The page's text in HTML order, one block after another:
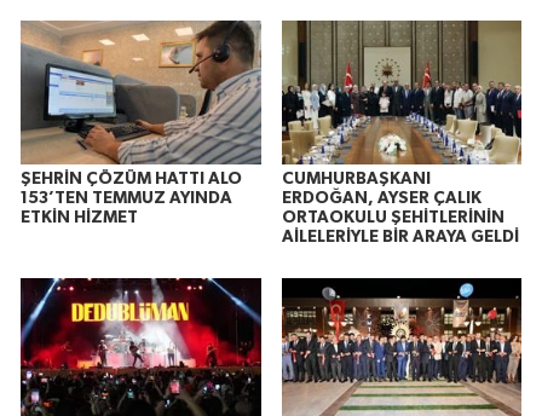
ŞEHRİN ÇÖZÜM HATTI ALO
153’TEN TEMMUZ AYINDA
ETKİN HİZMET
CUMHURBAŞKANI
ERDOĞAN, AYSER ÇALIK
ORTAOKULU ŞEHİTLERİNİN
AİLELERİYLE BİR ARAYA GELDİ